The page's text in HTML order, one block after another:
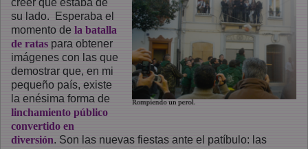
creer que estaba de
su lado. Esperaba el
momento de la batalla
de ratas para obtener
imágenes con las que
demostrar que, en mi
pequeño país, existe
la enésima forma de
linchamiento público
convertido en
diversión. Son las nuevas fiestas ante el patíbulo: las